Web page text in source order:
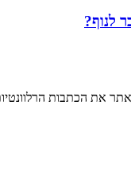
לנוף?
את הכתבות